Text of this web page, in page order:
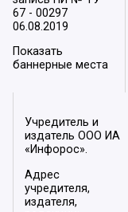
67 - 00297
06.08.2019
Показать
баннерные места
Учредитель и
издатель ООО ИА
«Инфорос».
Адрес
учредителя,
издателя,